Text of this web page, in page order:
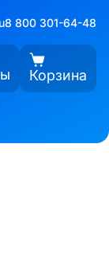
8 800 301-64-48
Корзина